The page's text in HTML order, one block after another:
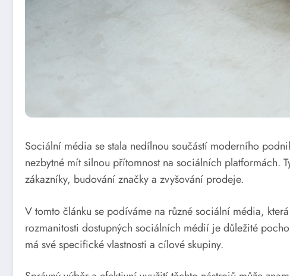
Sociální média se stala nedílnou součástí moderního
nezbytné mít silnou přítomnost na sociálních platformách.
zákazníky, budování značky a zvyšování prodeje.
V tomto článku se podíváme na různé sociální média,
rozmanitosti dostupných sociálních médií je důležité
má své specifické vlastnosti a cílové skupiny.